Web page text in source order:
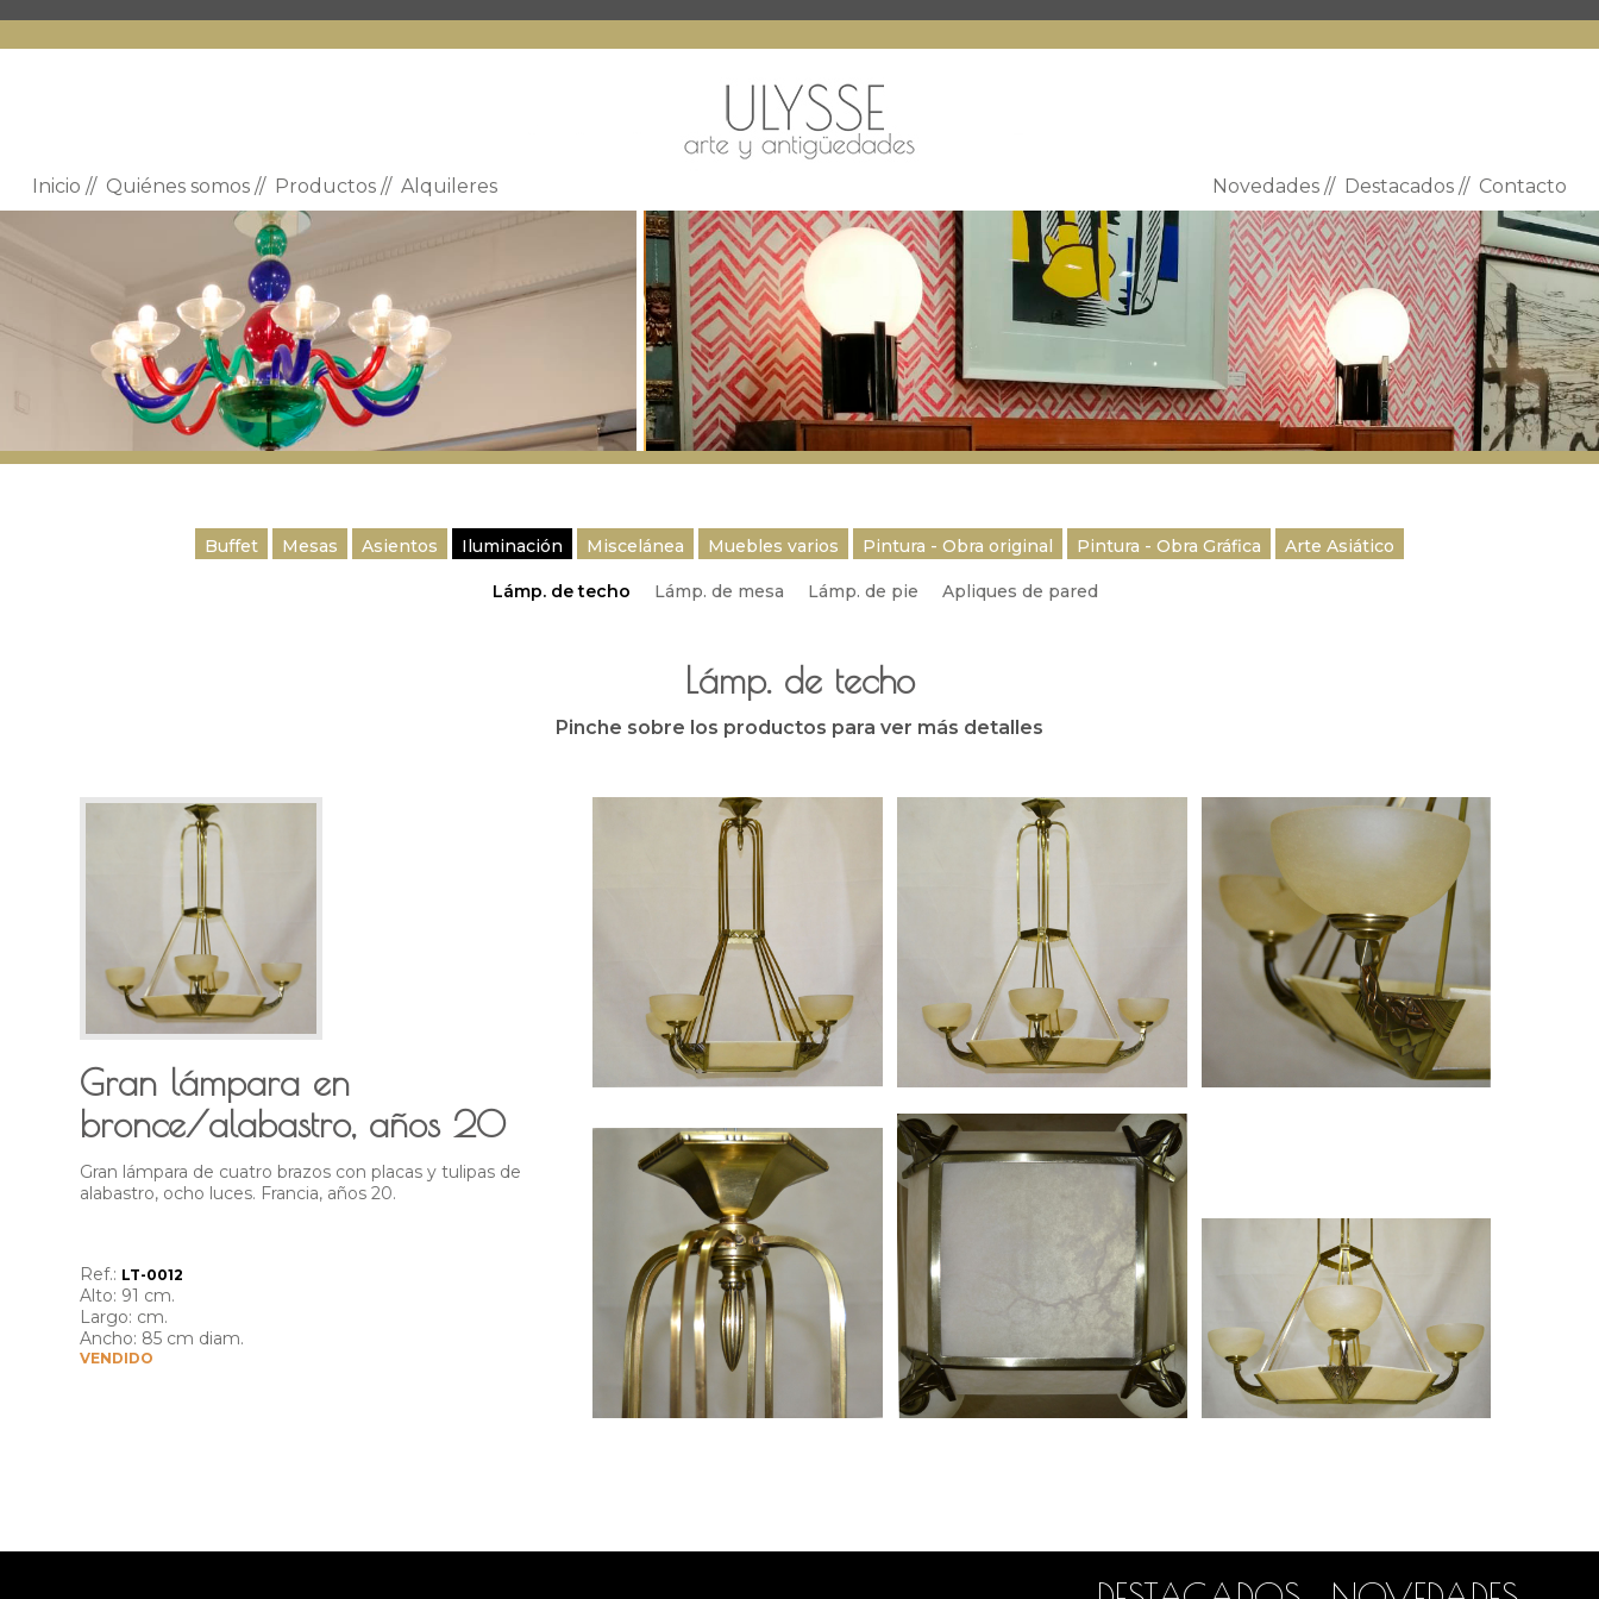
Inicio // Quiénes somos// Productos// Alquileres Novedades // Destacados // Contacto
Buffet Mesas Asientos Iluminación Miscelánea Muebles varios Pintura - Obra original Pintura - Obra Gráfica Arte Asiático
Lámp. de techo Lámp. de mesa Lámp. de pie Apliques de pared
Lámp. de techo
Pinche sobre los productos para ver más detalles
Gran lámpara en
bronce/alabastro, años 20
Gran lámpara de cuatro brazos con placas y tulipas de
alabastro, ocho luces. Francia, años 20.
Ref.: LT-0012
Alto: 91 cm.
Largo: cm.
Ancho: 85 cm diam.
VENDIDO